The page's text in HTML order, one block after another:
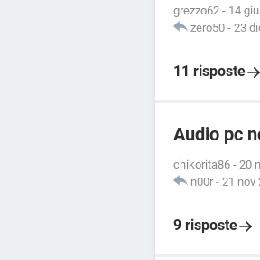
grezzo62 - 14
zero50 - 23
11 risposte
Audio pc
chikorita86 - 20
n00r - 21 nov
9 risposte